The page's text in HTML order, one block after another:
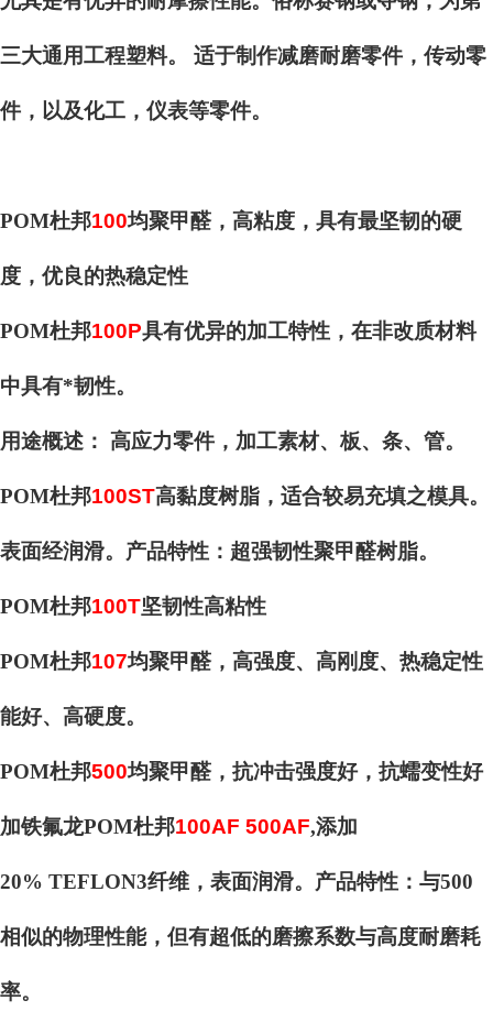
三大通用工程塑料。 适于制作减磨耐磨零件，传动零
件，以及化工，仪表等零件。
POM杜邦100均聚甲醛，高粘度，具有最坚韧的硬
度，优良的热稳定性
POM杜邦100P具有优异的加工特性，在非改质材料
中具有*韧性。
用途概述： 高应力零件，加工素材、板、条、管。
POM杜邦100ST高黏度树脂，适合较易充填之模具。
表面经润滑。产品特性：超强韧性聚甲醛树脂。
POM杜邦100T坚韧性高粘性
POM杜邦107均聚甲醛，高强度、高刚度、热稳定性
能好、高硬度。
POM杜邦500均聚甲醛，抗冲击强度好，抗蠕变性好
加铁氟龙POM杜邦100AF 500AF,添加
20% TEFLON3纤维，表面润滑。产品特性：与500
相似的物理性能，但有超低的磨擦系数与高度耐磨耗
率。